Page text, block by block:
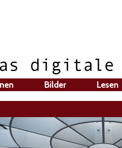
Bilder Lesen